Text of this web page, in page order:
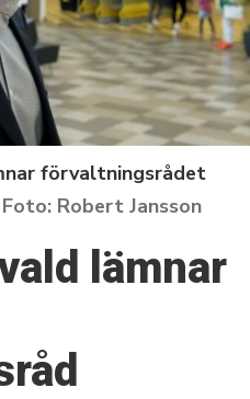
förvaltningsrådet
Robert Jansson
lämnar